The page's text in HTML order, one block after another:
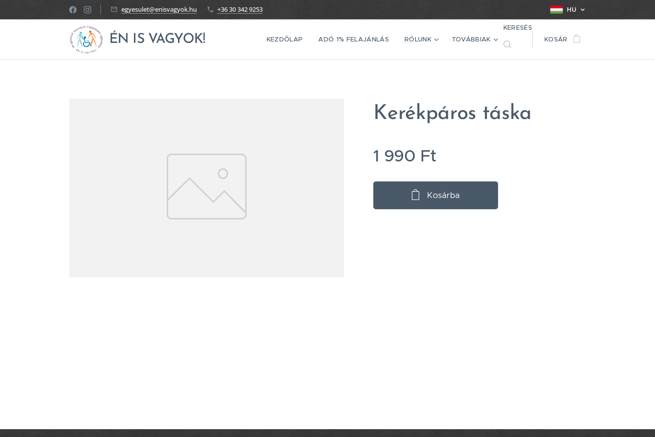
egyesulet@enisvagyok.hu +36 30 342 9253 HU
ÉN IS VAGYOK! KEZDŐLAP ADÓ 1% FELAJÁNLÁS RÓLUNK TOVÁBBIAK
KERESÉS
KOSÁR
Kerékpáros táska
1 990 Ft
Kosárba